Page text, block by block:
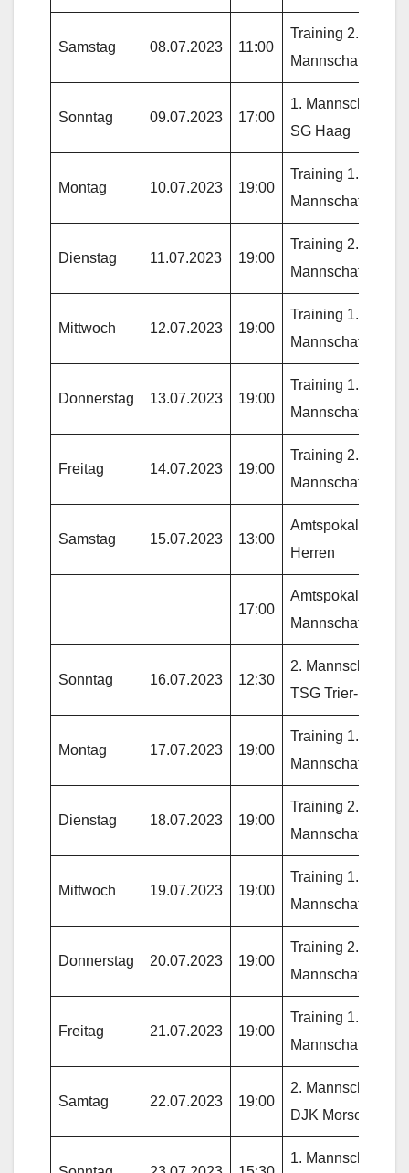
Samstag 08.07.2023 11:00
Training 2.
Mannschaft
Sonntag 09.07.2023 17:00
1. Mannschaft gg.
SG Haag
Montag 10.07.2023 19:00
Training 1.
Mannschaft
Dienstag 11.07.2023 19:00
Training 2.
Mannschaft
Mittwoch 12.07.2023 19:00
Training 1.
Mannschaft
Donnerstag 13.07.2023 19:00
Training 1.
Mannschaft
Freitag 14.07.2023 19:00
Training 2.
Mannschaft
Samstag 15.07.2023 13:00
Amtspokal Alte
Herren
17:00
Amtspokal 1.
Mannschaft
Sonntag 16.07.2023 12:30
2. Mannschaft gg.
TSG Trier-Biewer
Montag 17.07.2023 19:00
Training 1.
Mannschaft
Dienstag 18.07.2023 19:00
Training 2.
Mannschaft
Mittwoch 19.07.2023 19:00
Training 1.
Mannschaft
Donnerstag 20.07.2023 19:00
Training 2.
Mannschaft
Freitag 21.07.2023 19:00
Training 1.
Mannschaft
Samtag 22.07.2023 19:00
2. Mannschaft gg.
DJK Morscheid
1. Mannschaft gg.